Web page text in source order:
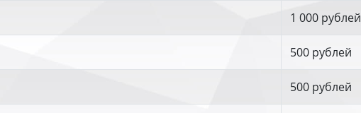
1 000 рублей
500 рублей
500 рублей